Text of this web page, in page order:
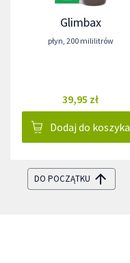
Glimbax
płyn 200 mililitrów
39,95 zł
Dodaj do koszyka
DO POCZĄTKU